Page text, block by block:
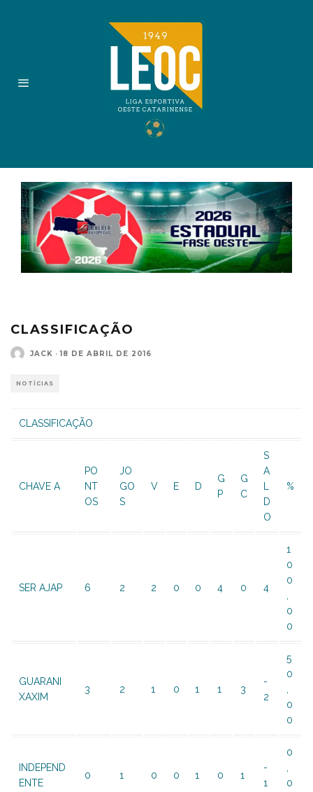
CLASSIFICAÇÃO
JACK · 18 DE ABRIL DE 2016
NOTÍCIAS
CLASSIFICAÇÃO
CHAVE A
PO
NT
OS
JO
GO
S
V E D
G
P
G
C
S
A
L
D
O
%
SER AJAP 6 2 2 0 0 4 0 4
1
0
0
,
0
0
GUARANI
XAXIM
3 2 1 0 1 1 3
-
2
5
0
,
0
0
INDEPEND
ENTE
0 1 0 0 1 0 1
-
1
0
,
0